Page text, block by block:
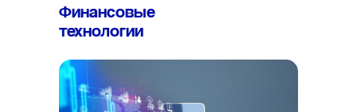
Финансовые
технологии